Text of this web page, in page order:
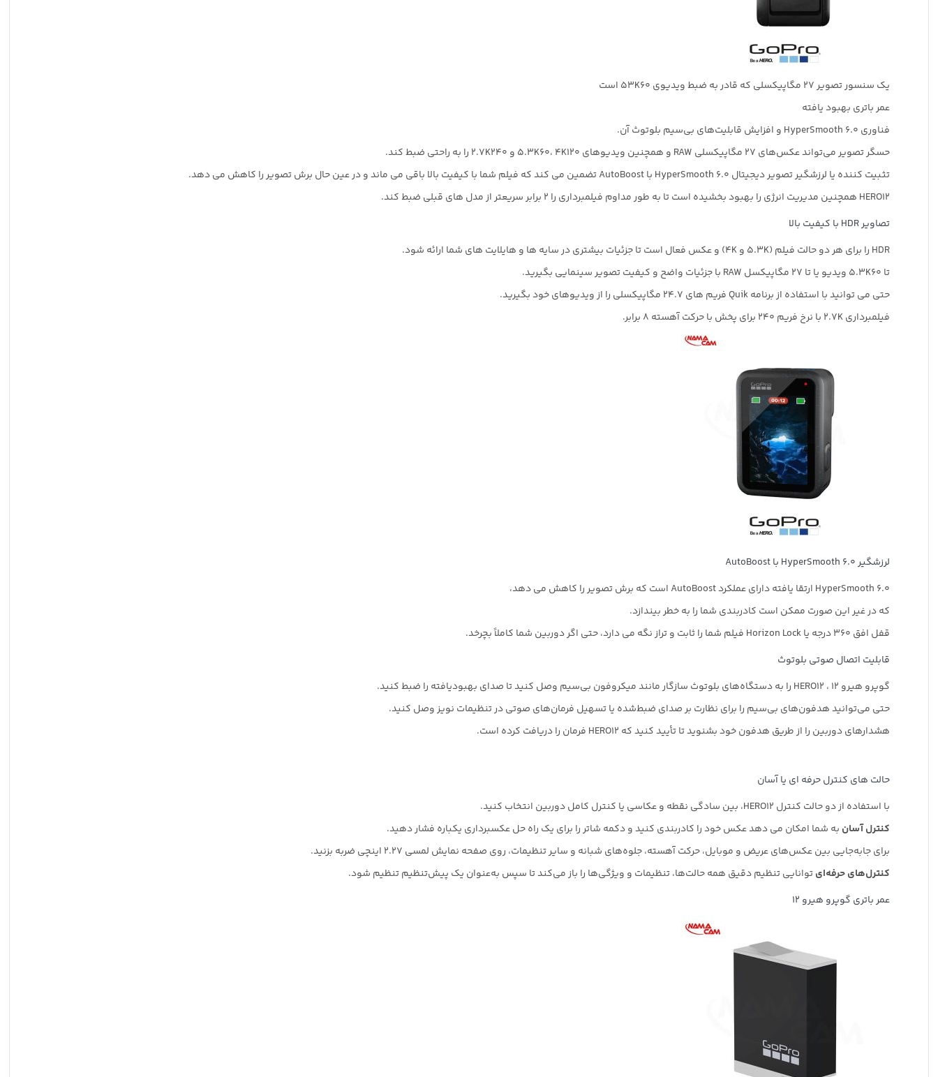
یک سنسور تصویر 27 مگاپیکسلی که قادر به ضبط ویدیوی 53K60 است
عمر باتری بهبود یافته
فناوری HyperSmooth 6.0 و افزایش قابلیت‌های بی‌سیم بلوتوث آن.
حسگر تصویر می‌تواند عکس‌های 27 مگاپیکسلی RAW و همچنین ویدیوهای 5.3K60، 4K120 و 2.7K240 را به راحتی ضبط کند.
تثبیت کننده یا لرزشگیر تصویر دیجیتال HyperSmooth 6.0 با AutoBoost تضمین می کند که فیلم شما با کیفیت بالا باقی می ماند و در عین حال برش تصویر را کاهش می دهد.
HERO12 همچنین مدیریت انرژی را بهبود بخشیده است تا به طور مداوم فیلمبرداری را 2 برابر سریعتر از مدل های قبلی ضبط کند.
تصاویر HDR با کیفیت بالا
HDR را برای هر دو حالت فیلم (5.3K و 4K) و عکس فعال است تا جزئیات بیشتری در سایه ها و هایلایت های شما ارائه شود.
تا 5.3K60 ویدیو یا تا 27 مگاپیکسل RAW با جزئیات واضح و کیفیت تصویر سینمایی بگیرید.
حتی می توانید با استفاده از برنامه Quik فریم های 24.7 مگاپیکسلی را از ویدیوهای خود بگیرید.
فیلمبرداری 2.7K با نرخ فریم 240 برای پخش با حرکت آهسته 8 برابر.
لرزشگیر HyperSmooth 6.0 با AutoBoost
HyperSmooth 6.0 ارتقا یافته دارای عملکرد AutoBoost است که برش تصویر را کاهش می دهد،
که در غیر این صورت ممکن است کادربندی شما را به خطر بیندازد.
قفل افق 360 درجه یا Horizon Lock فیلم شما را ثابت و تراز نگه می دارد، حتی اگر دوربین شما کاملاً بچرخد.
قابلیت اتصال صوتی بلوتوث
گوپرو هیرو 12 ، HERO12 را به دستگاه‌های بلوتوث سازگار مانند میکروفون بی‌سیم وصل کنید تا صدای بهبودیافته را ضبط کنید.
حتی می‌توانید هدفون‌های بی‌سیم را برای نظارت بر صدای ضبط‌شده یا تسهیل فرمان‌های صوتی در تنظیمات نویز وصل کنید.
هشدارهای دوربین را از طریق هدفون خود بشنوید تا تأیید کنید که HERO12 فرمان را دریافت کرده است.
حالت های کنترل حرفه ای یا آسان
با استفاده از دو حالت کنترل HERO12، بین سادگی نقطه و عکاسی یا کنترل کامل دوربین انتخاب کنید.
کنترل آسان به شما امکان می دهد عکس خود را کادربندی کنید و دکمه شاتر را برای یک راه حل عکسبرداری یکباره فشار دهید.
برای جابه‌جایی بین عکس‌های عریض و موبایل، حرکت آهسته، جلوه‌های شبانه و سایر تنظیمات، روی صفحه نمایش لمسی 2.27 اینچی ضربه بزنید.
کنترل‌های حرفه‌ایتوانایی تنظیم دقیق همه حالت‌ها، تنظیمات و ویژگی‌ها را باز می‌کند تا سپس به‌عنوان یک پیش‌تنظیم تنظیم شود.
عمر باتری گوپرو هیرو 12